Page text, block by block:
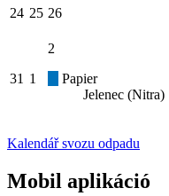
24 25 26
31 1
2
Papier
Jelenec (Nitra)
Kalendář svozu odpadu
Mobil aplikáció